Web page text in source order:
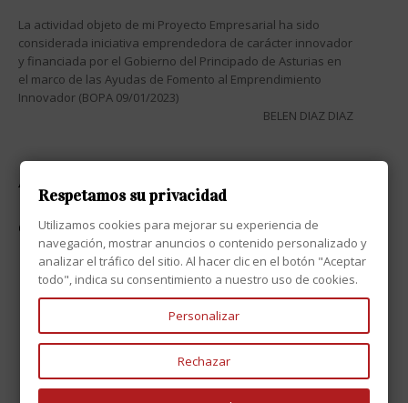
La actividad objeto de mi Proyecto Empresarial ha sido
considerada iniciativa emprendedora de carácter innovador
y financiada por el Gobierno del Principado de Asturias en
el marco de las Ayudas de Fomento al Emprendimiento
Innovador (BOPA 09/01/2023)
BELEN DIAZ DIAZ
ATENCIÓN AL CLIENTE
CONTACTO
Respetamos su privacidad
Utilizamos cookies para mejorar su experiencia de
navegación, mostrar anuncios o contenido personalizado y
analizar el tráfico del sitio. Al hacer clic en el botón "Aceptar
todo", indica su consentimiento a nuestro uso de cookies.
Personalizar
Rechazar